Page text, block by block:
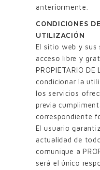
anteriormente.
CONDICIONES
UTILIZACIÓN
El sitio web y sus
acceso libre y
PROPIETARIO DE
condicionar la
los servicios
previa
correspondiente
El usuario
actualidad de
comunique a
será el único